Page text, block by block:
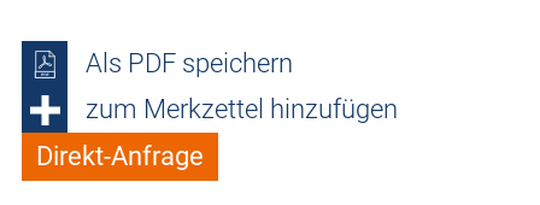
Als PDF speichern
zum Merkzettel hinzufügen
Direkt-Anfrage